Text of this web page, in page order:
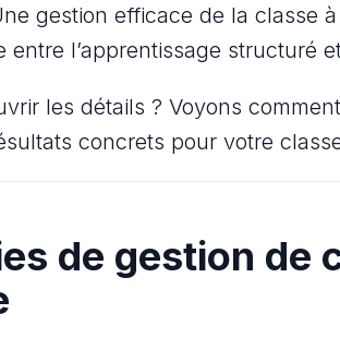
gestion efficace de la classe
entre l’apprentissage structuré
les détails ? Voyons
concrets pour votre
de gestion de